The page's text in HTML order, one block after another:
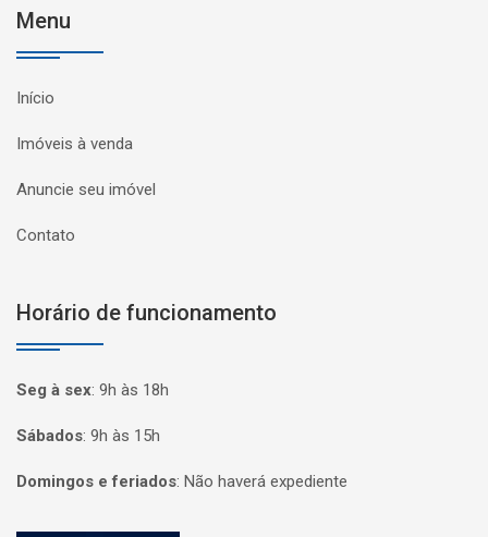
Menu
Início
Imóveis à venda
Anuncie seu imóvel
Contato
Horário de funcionamento
Seg à sex: 9h às 18h
Sábados: 9h às 15h
Domingos e feriados: Não haverá expediente